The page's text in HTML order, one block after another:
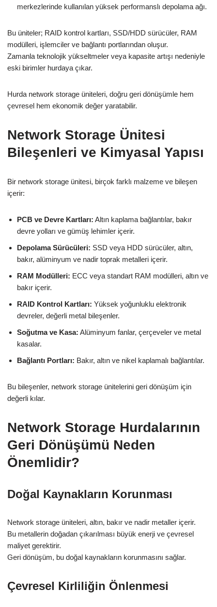
merkezlerinde kullanılan yüksek performanslı depolama ağı.
Bu üniteler; RAID kontrol kartları, SSD/HDD sürücüler, RAM
modülleri, işlemciler ve bağlantı portlarından oluşur.
Zamanla teknolojik yükseltmeler veya kapasite artışı nedeniyle
eski birimler hurdaya çıkar.
Hurda network storage üniteleri, doğru geri dönüşümle hem
çevresel hem ekonomik değer yaratabilir.
Network Storage Ünitesi
Bileşenleri ve Kimyasal Yapısı
Bir network storage ünitesi, birçok farklı malzeme ve bileşen
içerir:
PCB ve Devre Kartları: Altın kaplama bağlantılar, bakır
devre yolları ve gümüş lehimler içerir.
Depolama Sürücüleri: SSD veya HDD sürücüler, altın,
bakır, alüminyum ve nadir toprak metalleri içerir.
RAM Modülleri: ECC veya standart RAM modülleri, altın ve
bakır içerir.
RAID Kontrol Kartları: Yüksek yoğunluklu elektronik
devreler, değerli metal bileşenler.
Soğutma ve Kasa: Alüminyum fanlar, çerçeveler ve metal
kasalar.
Bağlantı Portları: Bakır, altın ve nikel kaplamalı bağlantılar.
Bu bileşenler, network storage ünitelerini geri dönüşüm için
değerli kılar.
Network Storage Hurdalarının
Geri Dönüşümü Neden
Önemlidir?
Doğal Kaynakların Korunması
Network storage üniteleri, altın, bakır ve nadir metaller içerir.
Bu metallerin doğadan çıkarılması büyük enerji ve çevresel
maliyet gerektirir.
Geri dönüşüm, bu doğal kaynakların korunmasını sağlar.
Çevresel Kirliliğin Önlenmesi